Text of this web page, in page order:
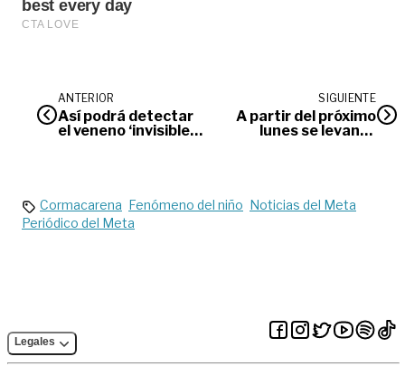
ANTERIOR
Así podrá detectar
el veneno ‘invisible’
SIGUIENTE
A partir del próximo
lunes se levanta
Cormacarena Fenómeno del niño Noticias del Meta
Periódico del Meta
Legales